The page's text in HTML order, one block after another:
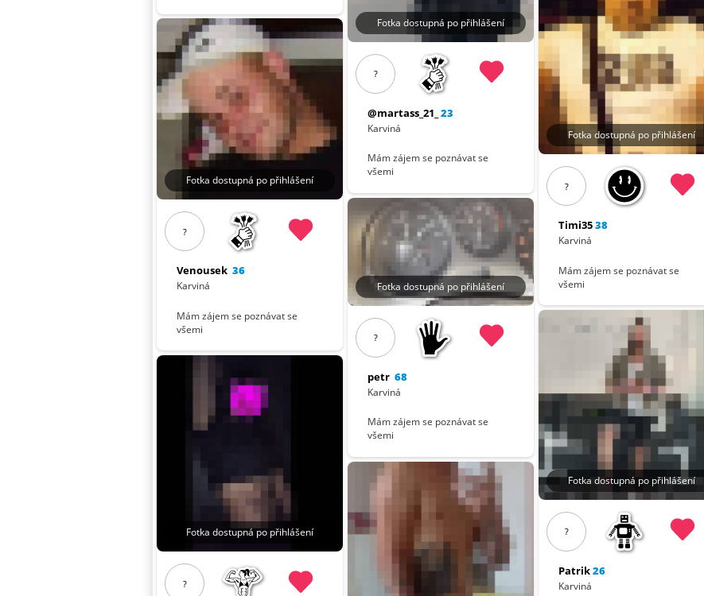
Fotka dostupná po přihlášení
?
Venousek 36
Karviná
Mám zájem se poznávat se
všemi
Fotka dostupná po přihlášení
?
Fotka dostupná po přihlášení
?
@martass_21_ 23
Karviná
Mám zájem se poznávat se
všemi
Fotka dostupná po přihlášení
?
petr 68
Karviná
Mám zájem se poznávat se
všemi
Fotka dostupná po přihlášení
?
Timi3538
Karviná
Mám zájem se poznávat se
všemi
Fotka dostupná po přihlášení
?
Patrik26
Karviná